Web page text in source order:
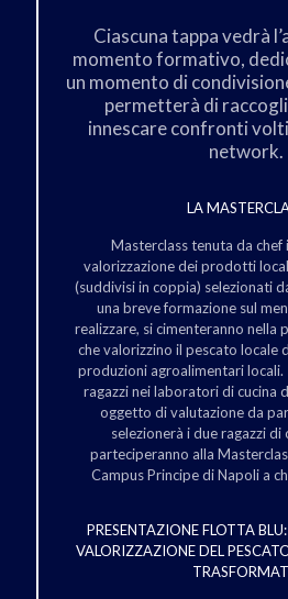
Ciascuna tappa vedrà
momento formativo,
un momento di
permetterà di
innescare confronti
network.
LA
Masterclass tenuta da chef
valorizzazione dei prodotti
(suddivisi in coppia) selezionati
una breve formazione sul
realizzare, si cimenteranno nella
che valorizzino il pescato locale
produzioni agroalimentari
ragazzi nei laboratori di cucina
oggetto di valutazione da
selezionerà i due ragazzi di
parteciperanno alla
Campus Principe di Napoli a
PRESENTAZIONE FLOTTA
VALORIZZAZIONE DEL